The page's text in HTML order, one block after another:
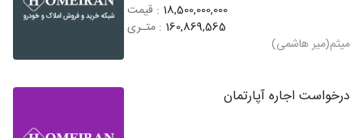
18,500,000,000 : قیمت
160,869,565 : متـری
میثم(میر هاشمی)
درخواست اجاره آپارتمان